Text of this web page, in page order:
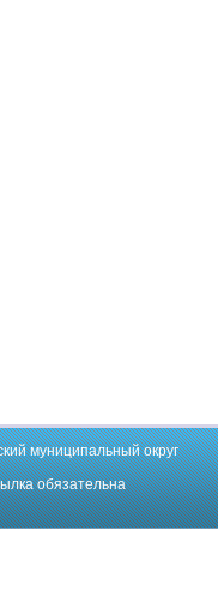
муниципальный округ
обязательна